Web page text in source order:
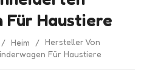
Für Haustiere
/ Heim / Hersteller Von
Für Haustiere